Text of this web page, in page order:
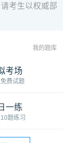
考生以权威部
我的题库
考场
费试题
一练
题练习